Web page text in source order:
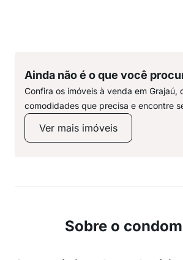
Ainda não é o que você
Confira os imóveis à venda em Grajaú,
comodidades que precisa e encontre
Ver mais imóveis
Sobre o